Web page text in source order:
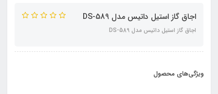
اجاق گاز استیل داتیس مدل DS-589
اجاق گاز استیل داتیس مدل DS-589
ویژگی‌های محصول